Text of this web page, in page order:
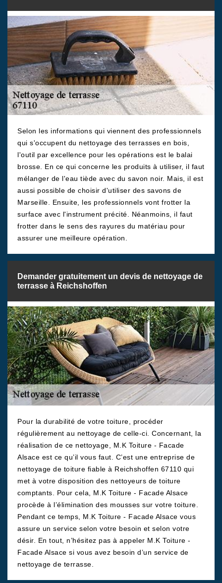
Selon les informations qui viennent des professionnels
qui s'occupent du nettoyage des terrasses en bois,
l'outil par excellence pour les opérations est le balai
brosse. En ce qui concerne les produits à utiliser, il faut
mélanger de l'eau tiède avec du savon noir. Mais, il est
aussi possible de choisir d'utiliser des savons de
Marseille. Ensuite, les professionnels vont frotter la
surface avec l'instrument précité. Néanmoins, il faut
frotter dans le sens des rayures du matériau pour
assurer une meilleure opération.
Demander gratuitement un devis de nettoyage de
terrasse à Reichshoffen
Pour la durabilité de votre toiture, procéder
régulièrement au nettoyage de celle-ci. Concernant, la
réalisation de ce nettoyage, M.K Toiture - Facade
Alsace est ce qu’il vous faut. C’est une entreprise de
nettoyage de toiture fiable à Reichshoffen 67110 qui
met à votre disposition des nettoyeurs de toiture
comptants. Pour cela, M.K Toiture - Facade Alsace
procède à l’élimination des mousses sur votre toiture.
Pendant ce temps, M.K Toiture - Facade Alsace vous
assure un service selon votre besoin et selon votre
désir. En tout, n’hésitez pas à appeler M.K Toiture -
Facade Alsace si vous avez besoin d’un service de
nettoyage de terrasse.